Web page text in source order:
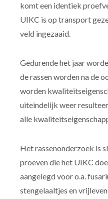
komt een identiek
UIKC is op transport
veld ingezaaid.
Gedurende het jaar
de rassen worden na de
worden
uiteindelijk weer
alle
Het rassenonderzoek is
proeven die het UIKC
aangelegd voor o.a.
stengelaaltjes en